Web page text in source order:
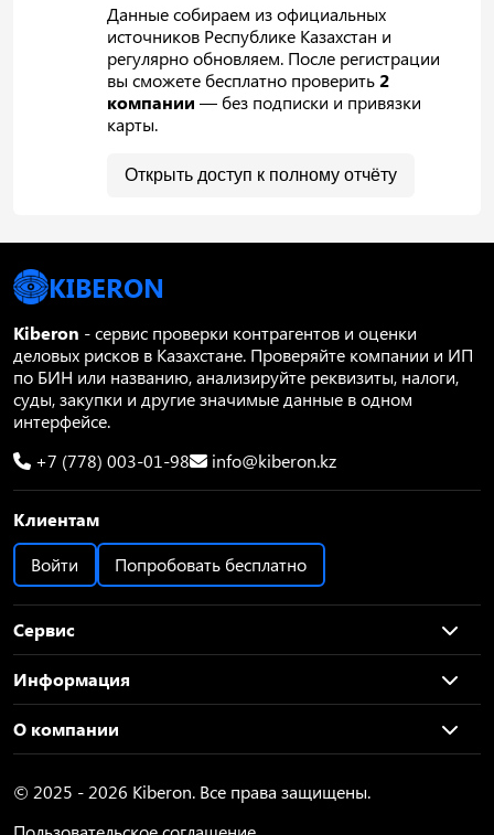
Данные собираем из официальных
источников Республике Казахстан и
регулярно обновляем. После регистрации
вы сможете бесплатно проверить2
компании — без подписки и привязки
карты.
Открыть доступ к полному отчёту
KIBERON
Kiberon - сервис проверки контрагентов и оценки
деловых рисков в Казахстане. Проверяйте компании и ИП
по БИН или названию, анализируйте реквизиты, налоги,
суды, закупки и другие значимые данные в одном
интерфейсе.
+7 (778) 003-01-98
info@kiberon.kz
Клиентам
Войти
Попробовать бесплатно
Сервис
Информация
О компании
© 2025 - 2026 Kiberon. Все права защищены.